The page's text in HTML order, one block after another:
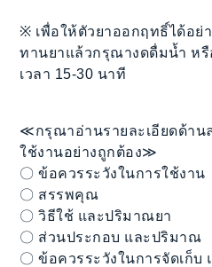
※ เพื่อให้ตัวยาออกฤทธิ์ได้อย่
ทานยาแล้วกรุณางดดื่มน้ำ หรื
เวลา 15-30 นาที
≪กรุณาอ่านรายละเอียดด้าน
ใช้งานอย่างถูกต้อง≫
〇 ข้อควรระวังในการใช้งาน
〇 สรรพคุณ
〇 วิธีใช้ และปริมาณยา
〇 ส่วนประกอบ และปริมาณ
〇 ข้อควรระวังในการจัดเก็บ